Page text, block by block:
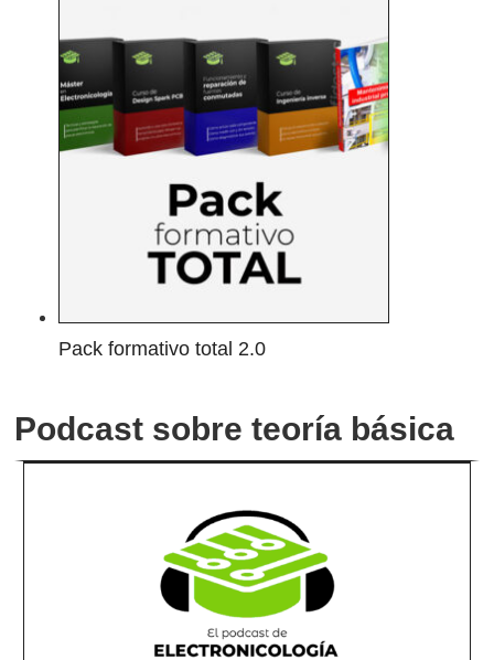
Pack formativo total 2.0
Podcast sobre teoría básica